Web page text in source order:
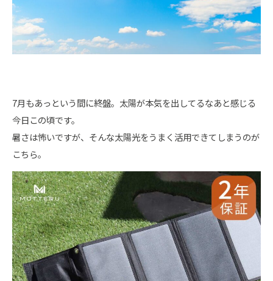
7月もあっという間に終盤。太陽が本気を出してるなあと感じる
今日この頃です。
暑さは怖いですが、そんな太陽光をうまく活用できてしまうのが
こちら。